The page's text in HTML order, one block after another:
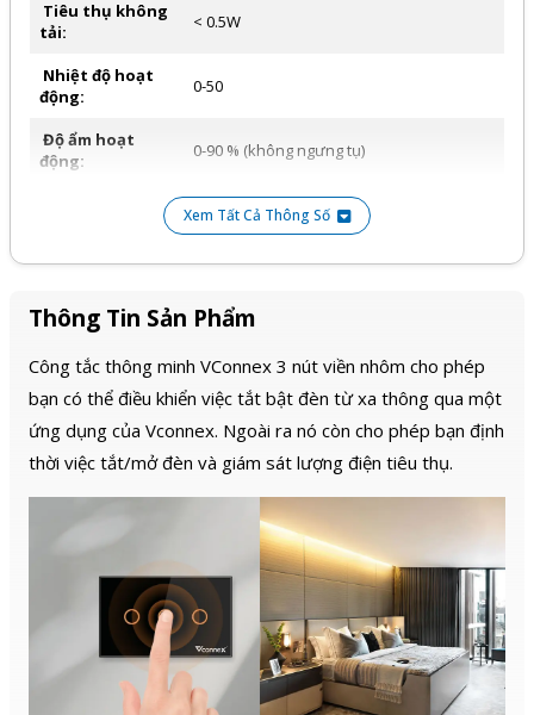
Thông Tin Sản Phẩm
Công tắc thông minh VConnex 3 nút viền nhôm cho phép
bạn có thể điều khiển việc tắt bật đèn từ xa thông qua một
ứng dụng của Vconnex. Ngoài ra nó còn cho phép bạn định
thời việc tắt/mở đèn và giám sát lượng điện tiêu thụ.
Tiêu thụ không
tải:
< 0.5W
Nhiệt độ hoạt
động:
0-50
Độ ẩm hoạt
động:
0-90 % (không ngưng tụ)
Không viền, Viền nhôm
(Vuông)
Màu sắc:
Trắng, Đen
Ứng dụng quản
lý:
Vhomenex (iOS, Android)
Xem Tất Cả Thông Số